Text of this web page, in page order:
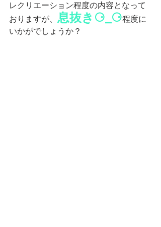
レクリエーション程度の内容となって
おりますが、 息抜き⚆_⚆程度に
いかがでしょうか？